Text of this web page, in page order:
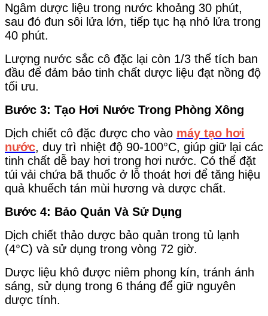
Ngâm dược liệu trong nước khoảng 30 phút,
sau đó đun sôi lửa lớn, tiếp tục hạ nhỏ lửa trong
40 phút.
Lượng nước sắc cô đặc lại còn 1/3 thể tích ban
đầu để đảm bảo tinh chất dược liệu đạt nồng độ
tối ưu.
Bước 3: Tạo Hơi Nước Trong Phòng Xông
Dịch chiết cô đặc được cho vào máy tạo hơi
nước, duy trì nhiệt độ 90-100°C, giúp giữ lại các
tinh chất dễ bay hơi trong hơi nước. Có thể đặt
túi vải chứa bã thuốc ở lỗ thoát hơi để tăng hiệu
quả khuếch tán mùi hương và dược chất.
Bước 4: Bảo Quản Và Sử Dụng
Dịch chiết thảo dược bảo quản trong tủ lạnh
(4°C) và sử dụng trong vòng 72 giờ.
Dược liệu khô được niêm phong kín, tránh ánh
sáng, sử dụng trong 6 tháng để giữ nguyên
dược tính.